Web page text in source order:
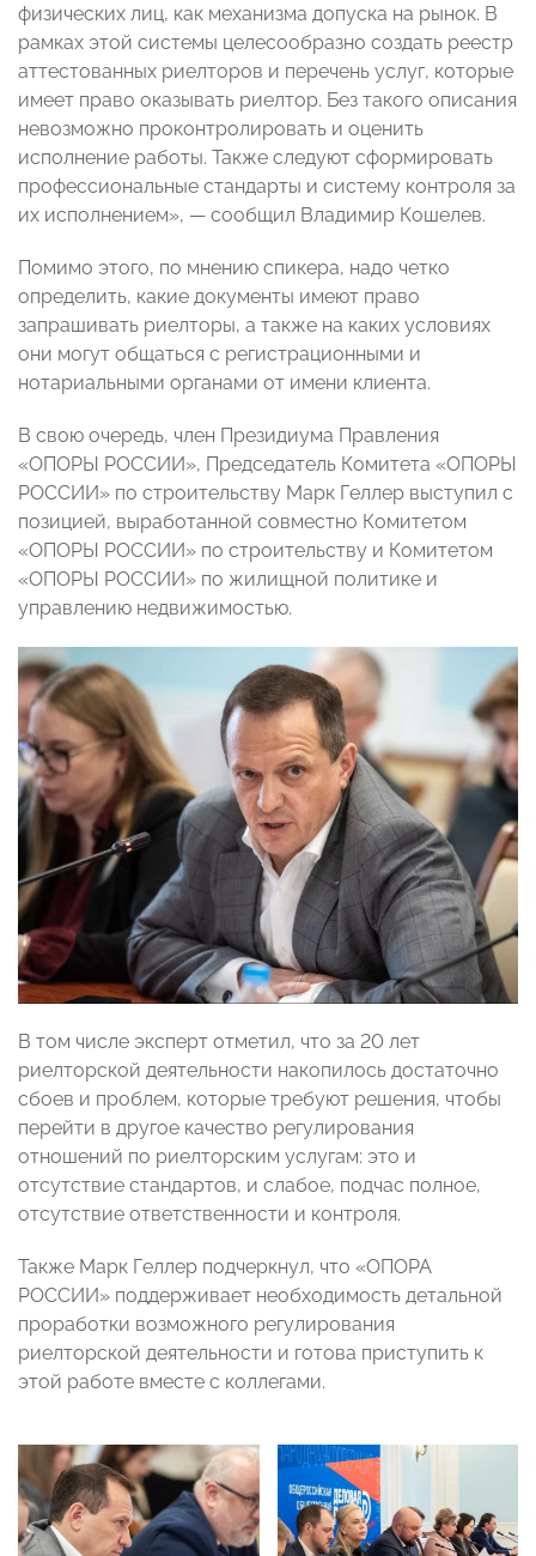
физических лиц, как механизма допуска на рынок. В
рамках этой системы целесообразно создать реестр
аттестованных риелторов и перечень услуг, которые
имеет право оказывать риелтор. Без такого описания
невозможно проконтролировать и оценить
исполнение работы. Также следуют сформировать
профессиональные стандарты и систему контроля за
их исполнением», — сообщил Владимир Кошелев.
Помимо этого, по мнению спикера, надо четко
определить, какие документы имеют право
запрашивать риелторы, а также на каких условиях
они могут общаться с регистрационными и
нотариальными органами от имени клиента.
В свою очередь, член Президиума Правления
«ОПОРЫ РОССИИ», Председатель Комитета «ОПОРЫ
РОССИИ» по строительству Марк Геллер выступил с
позицией, выработанной совместно Комитетом
«ОПОРЫ РОССИИ» по строительству и Комитетом
«ОПОРЫ РОССИИ» по жилищной политике и
управлению недвижимостью.
В том числе эксперт отметил, что за 20 лет
риелторской деятельности накопилось достаточно
сбоев и проблем, которые требуют решения, чтобы
перейти в другое качество регулирования
отношений по риелторским услугам: это и
отсутствие стандартов, и слабое, подчас полное,
отсутствие ответственности и контроля.
Также Марк Геллер подчеркнул, что «ОПОРА
РОССИИ» поддерживает необходимость детальной
проработки возможного регулирования
риелторской деятельности и готова приступить к
этой работе вместе с коллегами.